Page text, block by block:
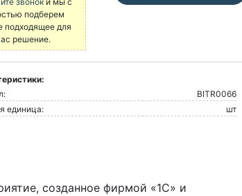
подберем
подходящее для
решение.
BITR0066
единица:
шт
созданное фирмой «1С» и